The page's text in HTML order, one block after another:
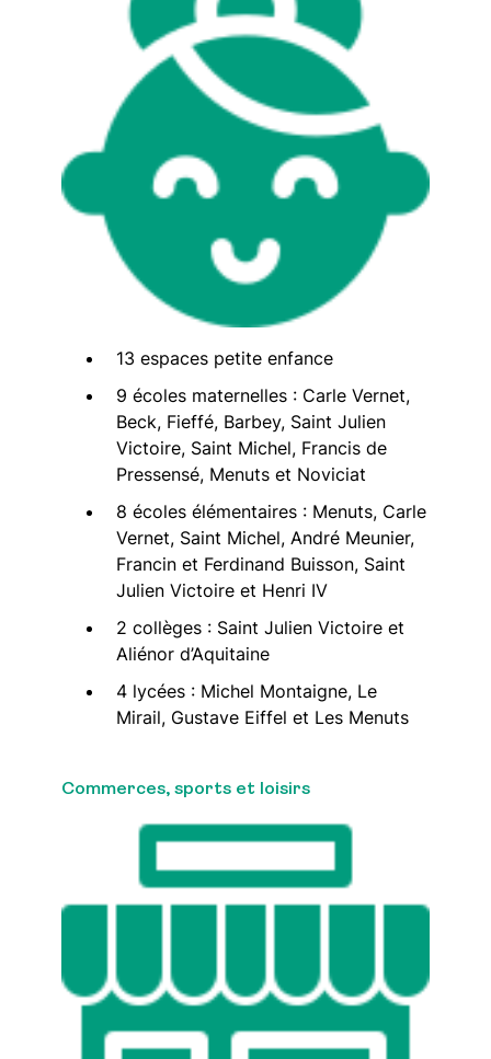
13 espaces petite enfance
9 écoles maternelles : Carle Vernet,
Beck, Fieffé, Barbey, Saint Julien
Victoire, Saint Michel, Francis de
Pressensé, Menuts et Noviciat
8 écoles élémentaires : Menuts, Carle
Vernet, Saint Michel, André Meunier,
Francin et Ferdinand Buisson, Saint
Julien Victoire et Henri IV
2 collèges : Saint Julien Victoire et
Aliénor d’Aquitaine
4 lycées : Michel Montaigne, Le
Mirail, Gustave Eiffel et Les Menuts
Commerces, sports et loisirs